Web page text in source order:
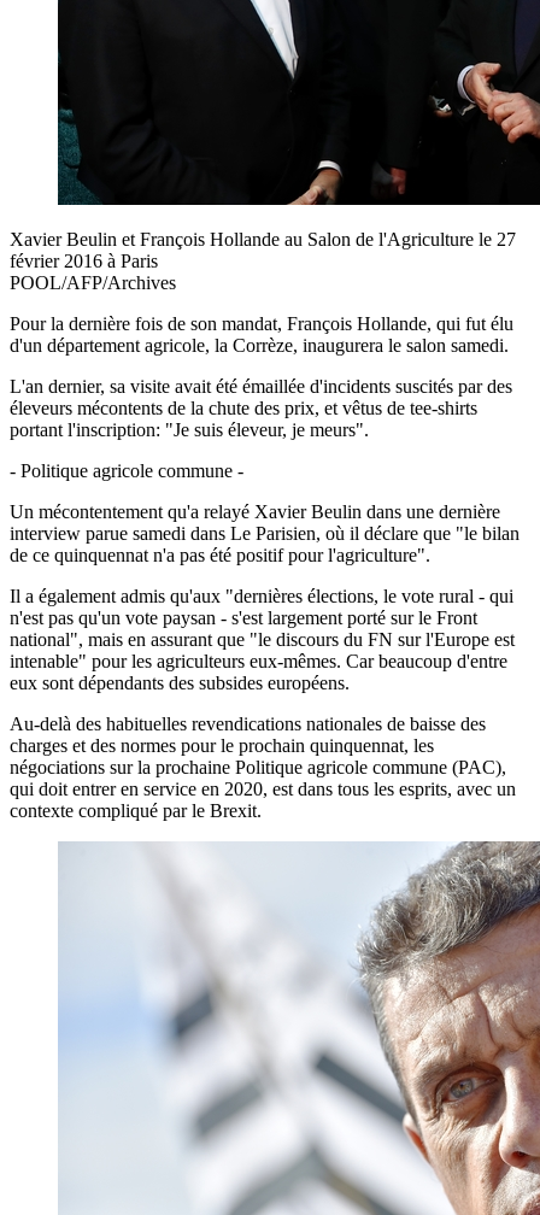
Xavier Beulin et François Hollande au Salon de l'Agriculture le 27
février 2016 à Paris
POOL/AFP/Archives
Pour la dernière fois de son mandat, François Hollande, qui fut élu
d'un département agricole, la Corrèze, inaugurera le salon samedi.
L'an dernier, sa visite avait été émaillée d'incidents suscités par des
éleveurs mécontents de la chute des prix, et vêtus de tee-shirts
portant l'inscription: "Je suis éleveur, je meurs".
- Politique agricole commune -
Un mécontentement qu'a relayé Xavier Beulin dans une dernière
interview parue samedi dans Le Parisien, où il déclare que "le bilan
de ce quinquennat n'a pas été positif pour l'agriculture".
Il a également admis qu'aux "dernières élections, le vote rural - qui
n'est pas qu'un vote paysan - s'est largement porté sur le Front
national", mais en assurant que "le discours du FN sur l'Europe est
intenable" pour les agriculteurs eux-mêmes. Car beaucoup d'entre
eux sont dépendants des subsides européens.
Au-delà des habituelles revendications nationales de baisse des
charges et des normes pour le prochain quinquennat, les
négociations sur la prochaine Politique agricole commune (PAC),
qui doit entrer en service en 2020, est dans tous les esprits, avec un
contexte compliqué par le Brexit.